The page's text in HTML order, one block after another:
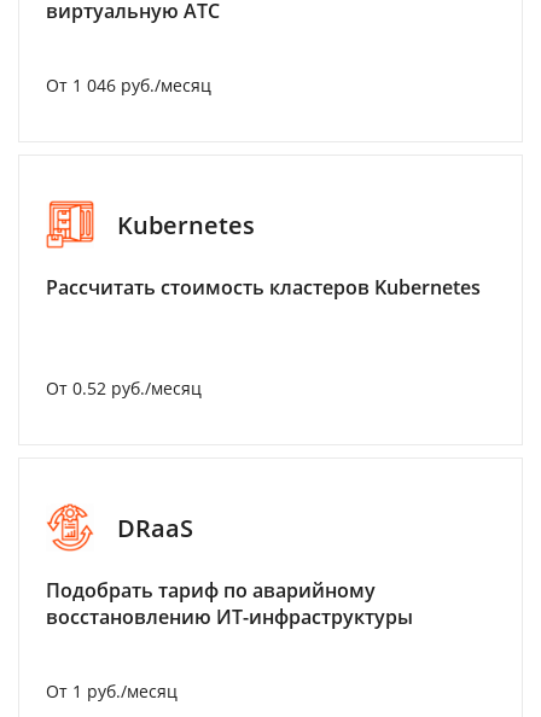
виртуальную АТС
От 1 046 руб./месяц
Kubernetes
Рассчитать стоимость кластеров Kubernetes
От 0.52 руб./месяц
DRaaS
Подобрать тариф по аварийному
восстановлению ИТ-инфраструктуры
От 1 руб./месяц